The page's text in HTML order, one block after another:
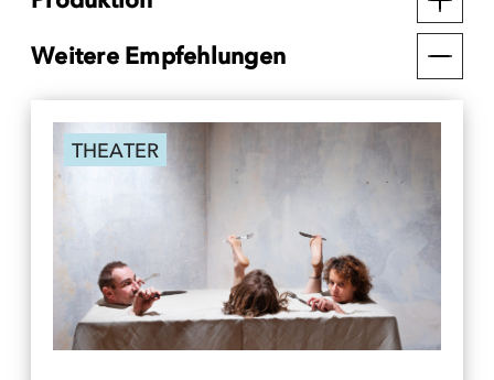
Weitere Empfehlungen
THEATER